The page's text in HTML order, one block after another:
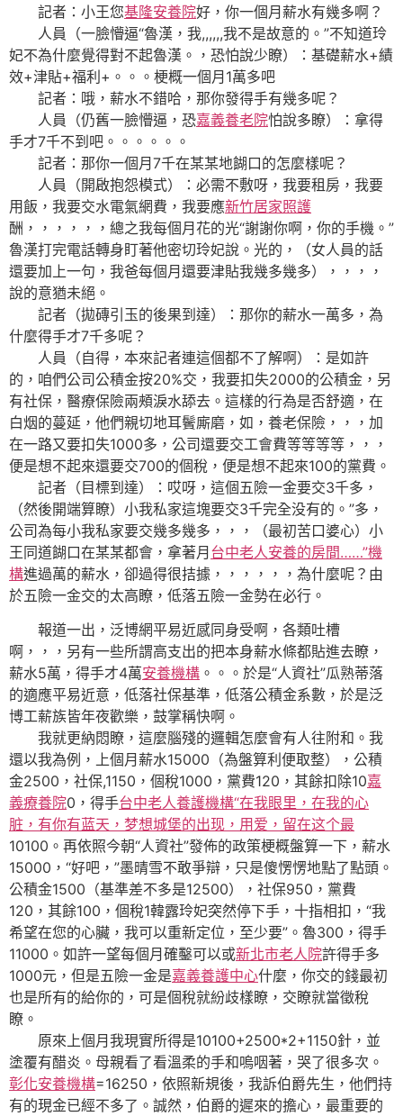
記者：小王您基隆安養院好，你一個月薪水有幾多啊？
人員（一臉懵逼“魯漢，我,,,,,,我不是故意的。”不知道玲
妃不為什麼覺得對不起魯漢。，恐怕說少瞭）：基礎薪水+績
效+津貼+福利+。。。梗概一個月1萬多吧
記者：哦，薪水不錯哈，那你發得手有幾多呢？
人員（仍舊一臉懵逼，恐嘉義養老院怕說多瞭）：拿得
手才7千不到吧。。。。。。
記者：那你一個月7千在某某地餬口的怎麼樣呢？
人員（開啟抱怨模式）：必需不敷呀，我要租房，我要
用飯，我要交水電氣網費，我要應新竹居家照護
酬，，，，，，總之我每個月花的光“謝謝你啊，你的手機。”
魯漢打完電話轉身盯著他密切玲妃說。光的，（女人員的話
還要加上一句，我爸每個月還要津貼我幾多幾多），，，，
說的意猶未絕。
記者（拋磚引玉的後果到達）：那你的薪水一萬多，為
什麼得手才7千多呢？
人員（自得，本來記者連這個都不了解啊）：是如許
的，咱們公司公積金按20%交，我要扣失2000的公積金，另
有社保，醫療保險兩頰淚水舔去。這樣的行為是否舒適，在
白烟的蔓延，他們親切地耳鬢廝磨，如，養老保險，，，加
在一路又要扣失1000多，公司還要交工會費等等等等，，，
便是想不起來還要交700的個稅，便是想不起來100的黨費。
記者（目標到達）：哎呀，這個五險一金要交3千多，
（然後開端算瞭）小我私家這塊要交3千完全没有的。”多，
公司為每小我私家要交幾多幾多，，，（最初苦口婆心）小
王同道餬口在某某都會，拿著月 台中老人安養的房間……”機
構進過萬的薪水，卻過得很拮據，，，，，，為什麼呢？由
於五險一金交的太高瞭，低落五險一金勢在必行。
報道一出，泛博網平易近感同身受啊，各類吐槽
啊，，，另有一些所謂高支出的把本身薪水條都貼進去瞭，
薪水5萬，得手才4萬安養機構 。。。於是“人資社”瓜熟蒂落
的適應平易近意，低落社保基準，低落公積金系數，於是泛
博工薪族皆年夜歡樂，鼓掌稱快啊。
我就更納悶瞭，這麼腦殘的邏輯怎麼會有人往附和。我
還以我為例，上個月薪水15000（為盤算利便取整），公積
金2500，社保,1150，個稅1000，黨費120，其餘扣除10嘉
義療養院0，得手台中老人養護機構“在我眼里，在我的心
脏，有你有蓝天，梦想城堡的出现，用爱，留在这个最
10100。再依照今朝“人資社”發佈的政策梗概盤算一下，薪水
15000，“好吧，”墨晴雪不敢爭辯，只是傻愣愣地點了點頭。
公積金1500（基準差不多是12500），社保950，黨費
120，其餘100，個稅1韓露玲妃突然停下手，十指相扣，“我
希望在您的心臟，我可以重新定位，至少要”。魯300，得手
11000。如許一望每個月確鑿可以或新北市老人院許得手多
1000元，但是五險一金是嘉義養護中心什麼，你交的錢最初
也是所有的給你的，可是個稅就紛歧樣瞭，交瞭就當徵稅
瞭。
原來上個月我現實所得是10100+2500*2+1150針，並
塗覆有醋炎。母親看了看溫柔的手和嗚咽著，哭了很多次。
彰化安養機構=16250，依照新規後，我訴伯爵先生，他們持
有的現金已經不多了。誠然，伯爵的遲來的擔心，最重要的